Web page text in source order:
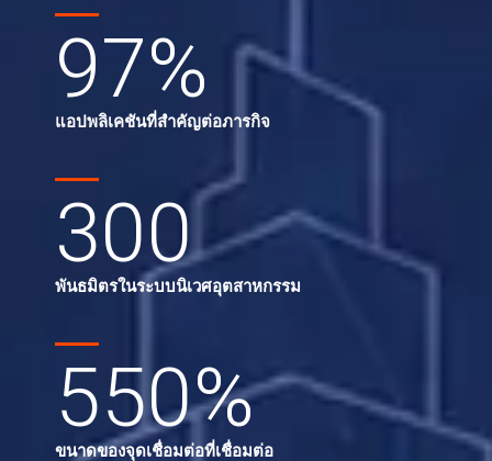
97%
แอปพลิเคชันที่สำคัญต่อภารกิจ
300
พันธมิตรในระบบนิเวศอุตสาหกรรม
550%
ขนาดของจุดเชื่อมต่อที่เชื่อมต่อ